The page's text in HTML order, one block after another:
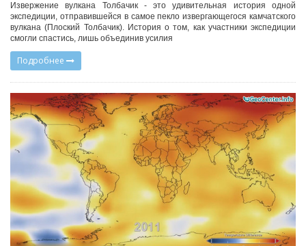
Извержение вулкана Толбачик - это удивительная история одной
экспедиции, отправившейся в самое пекло извергающегося камчатского
вулкана (Плоский Толбачик). История о том, как участники экспедиции
смогли спастись, лишь объединив усилия
Подробнее